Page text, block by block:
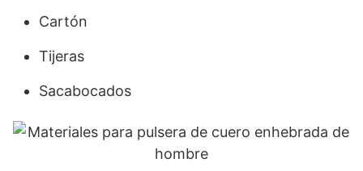
Cartón
Tijeras
Sacabocados